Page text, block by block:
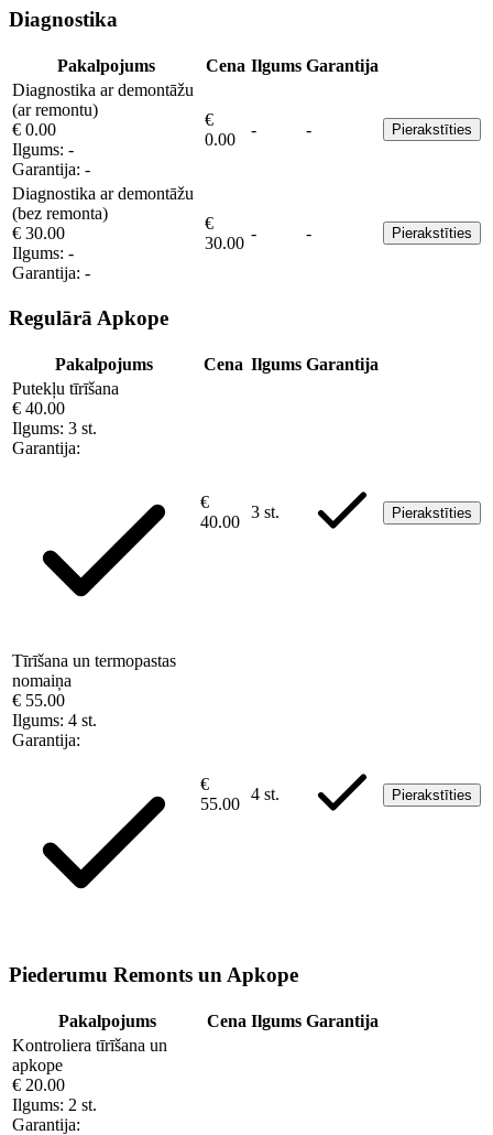
Diagnostika
Pakalpojums Cena Ilgums Garantija
Diagnostika ar demontāžu
(ar remontu)
€ 0.00
Ilgums: -
Garantija: -
€
0.00
- - Pierakstīties
Diagnostika ar demontāžu
(bez remonta)
€ 30.00
Ilgums: -
Garantija: -
€
30.00
- - Pierakstīties
Regulārā Apkope
Pakalpojums Cena Ilgums Garantija
Putekļu tīrīšana
€ 40.00
Ilgums: 3 st.
Garantija:
€
40.00
3 st. Pierakstīties
Tīrīšana un termopastas
nomaiņa
€ 55.00
Ilgums: 4 st.
Garantija:
€
55.00
4 st. Pierakstīties
Piederumu Remonts un Apkope
Pakalpojums Cena Ilgums Garantija
Kontroliera tīrīšana un
apkope
€ 20.00
Ilgums: 2 st.
Garantija: